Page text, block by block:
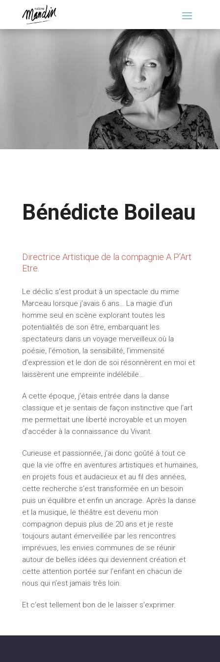
Bénédicte Boileau
Directrice Artistique de la compagnie A P’Art
Etre.
Le déclic s’est produit à un spectacle du mime
Marceau lorsque j’avais 6 ans… La magie d’un
homme seul en scène explorant toutes les
potentialités de son être, embarquant les
spectateurs dans un voyage merveilleux où la
poésie, l’émotion, la sensibilité, l’immensité
d’expression et le don de soi résonnèrent en moi et
laissèrent une empreinte indélébile…
A cette époque, j’étais entrée dans la danse
classique et je sentais de façon instinctive que l’art
me permettait une liberté incroyable et un moyen
d’accéder à la connaissance du Vivant.
Curieuse et passionnée, j’ai donc goûté à tout ce
que la vie offre en aventures artistiques et humaines,
en projets fous et audacieux et au fil des années,
cette recherche s’est transformée en un besoin
puis un équilibre et enfin un ancrage. Après la danse
et la musique, le théâtre est devenu mon
compagnon depuis plus de 20 ans et je reste
toujours autant émerveillée par les rencontres
imprévues, les envies communes de se réunir
autour de belles idées qui deviennent création et
cette attention portée sur l’enfant en chacun de
nous qui n’est jamais très loin.
Et c’est tellement bon de le laisser s’exprimer.